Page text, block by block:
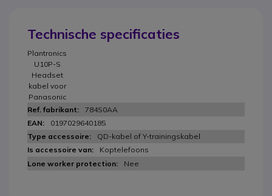
Technische specificaties
Plantronics
U10P-S
Headset
kabel voor
Panasonic
784S0AA
0197029640185
QD-kabel of Y-trainingskabel
Koptelefoons
Nee